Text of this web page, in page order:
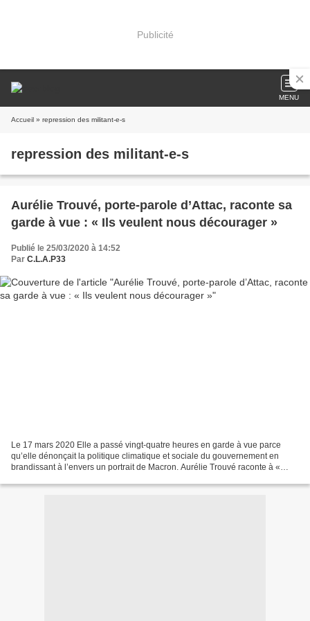
Publicité
MENU
Accueil » repression des militant-e-s
repression des militant-e-s
Aurélie Trouvé, porte-parole d’Attac, raconte sa
garde à vue : « Ils veulent nous décourager »
Publié le 25/03/2020 à 14:52
Par C.L.A.P33
Le 17 mars 2020 Elle a passé vingt-quatre heures en garde à vue parce
qu’elle dénonçait la politique climatique et sociale du gouvernement en
brandissant à l’envers un portrait de Macron. Aurélie Trouvé raconte à «